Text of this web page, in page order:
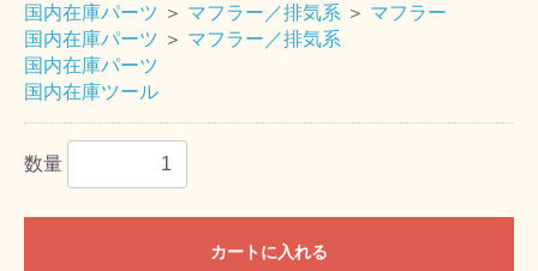
国内在庫パーツ ＞ マフラー／排気系 ＞ マフラー
国内在庫パーツ ＞ マフラー／排気系
国内在庫パーツ
国内在庫ツール
数量
カートに入れる